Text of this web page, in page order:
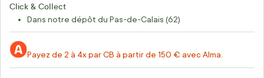
Click & Collect
Dans notre dépôt du Pas-de-Calais (62)
Payez de 2 à 4x par CB à partir de 150 € avec Alma.